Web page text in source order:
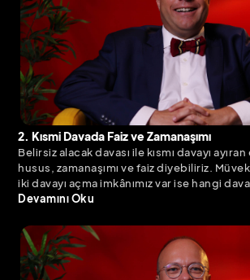
2. Kısmi Davada Faiz ve Zamanaşımı
Belirsiz alacak davası ile kısmı davayı
husus, zamanaşımı ve faiz diyebiliriz.
iki davayı açma imkânımız var ise hangi
seçmemizin ne gibi sonuçlar doğuracağına
Devamını Oku